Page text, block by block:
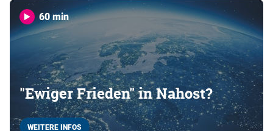
60 min
"Ewiger Frieden" in Nahost?
WEITERE INFOS